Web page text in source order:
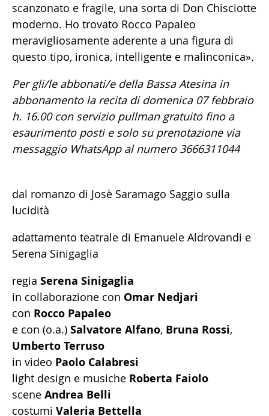
scanzonato e fragile, una sorta di Don Chisciotte
moderno. Ho trovato Rocco Papaleo
meravigliosamente aderente a una figura di
questo tipo, ironica, intelligente e malinconica».
Per gli/le abbonati/e della Bassa Atesina in
abbonamento la recita di domenica 07 febbraio
h. 16.00 con servizio pullman gratuito fino a
esaurimento posti e solo su prenotazione via
messaggio WhatsApp al numero 3666311044
dal romanzo di Josè Saramago Saggio sulla
lucidità
adattamento teatrale di Emanuele Aldrovandi e
Serena Sinigaglia
regia Serena Sinigaglia
in collaborazione con Omar Nedjari
con Rocco Papaleo
e con (o.a.) Salvatore Alfano, Bruna Rossi,
Umberto Terruso
in video Paolo Calabresi
light design e musiche Roberta Faiolo
scene Andrea Belli
costumi Valeria Bettella